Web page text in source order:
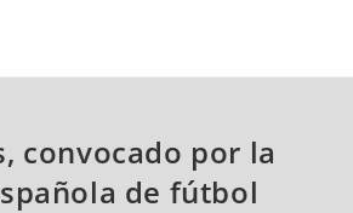
convocado por la
de fútbol